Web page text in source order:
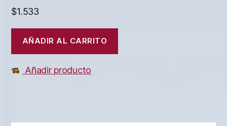
$1.533
AÑADIR AL CARRITO
Añadir producto